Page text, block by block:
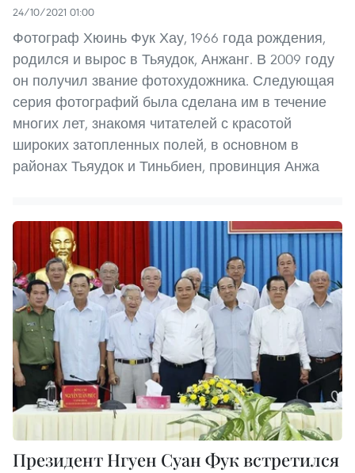
24/10/2021 01:00
Фотограф Хюинь Фук Хау, 1966 года рождения,
родился и вырос в Тьяудок, Анжанг. В 2009 году
он получил звание фотохудожника. Следующая
серия фотографий была сделана им в течение
многих лет, знакомя читателей с красотой
широких затопленных полей, в основном в
районах Тьяудок и Тиньбиен, провинция Анжа
Президент Нгуен Суан Фук встретился